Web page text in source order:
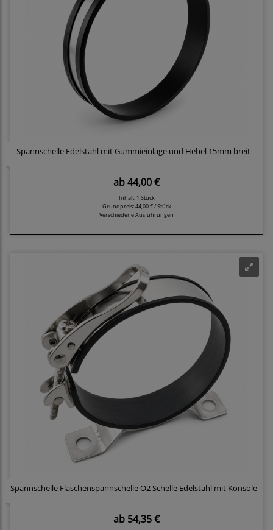
Spannschelle Edelstahl mit Gummieinlage und Hebel 15mm breit
ab44,00 €
Inhalt: 1 Stück
Grundpreis:44,00 € / Stück
Verschiedene Ausführungen
Spannschelle Flaschenspannschelle O2 Schelle Edelstahl mit Konsole
ab 54,35 €